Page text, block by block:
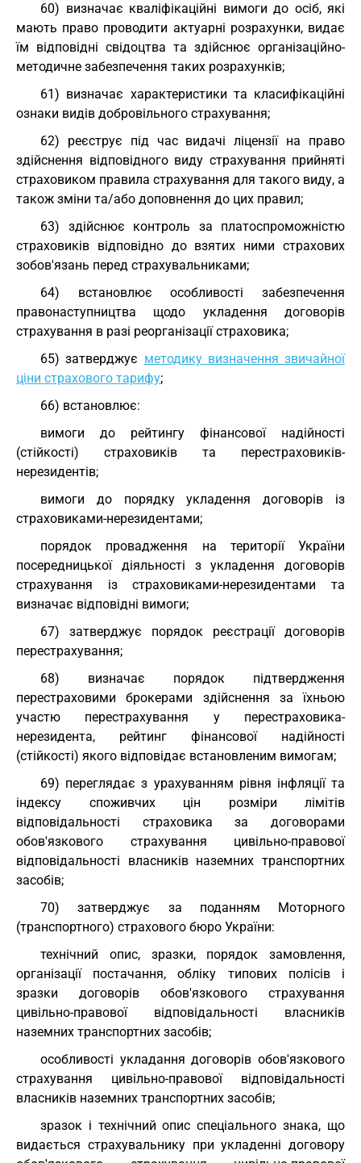
60) визначає кваліфікаційні вимоги до осіб, які
мають право проводити актуарні розрахунки, видає
їм відповідні свідоцтва та здійснює організаційно-
методичне забезпечення таких розрахунків;
61) визначає характеристики та класифікаційні
ознаки видів добровільного страхування;
62) реєструє під час видачі ліцензії на право
здійснення відповідного виду страхування прийняті
страховиком правила страхування для такого виду, а
також зміни та/або доповнення до цих правил;
63) здійснює контроль за платоспроможністю
страховиків відповідно до взятих ними страхових
зобов'язань перед страхувальниками;
64) встановлює особливості забезпечення
правонаступництва щодо укладення договорів
страхування в разі реорганізації страховика;
65) затверджує методику визначення звичайної
ціни страхового тарифу;
66) встановлює:
вимоги до рейтингу фінансової надійності
(стійкості) страховиків та перестраховиків-
нерезидентів;
вимоги до порядку укладення договорів із
страховиками-нерезидентами;
порядок провадження на території України
посередницької діяльності з укладення договорів
страхування із страховиками-нерезидентами та
визначає відповідні вимоги;
67) затверджує порядок реєстрації договорів
перестрахування;
68) визначає порядок підтвердження
перестраховими брокерами здійснення за їхньою
участю перестрахування у перестраховика-
нерезидента, рейтинг фінансової надійності
(стійкості) якого відповідає встановленим вимогам;
69) переглядає з урахуванням рівня інфляції та
індексу споживчих цін розміри лімітів
відповідальності страховика за договорами
обов'язкового страхування цивільно-правової
відповідальності власників наземних транспортних
засобів;
70) затверджує за поданням Моторного
(транспортного) страхового бюро України:
технічний опис, зразки, порядок замовлення,
організації постачання, обліку типових полісів і
зразки договорів обов'язкового страхування
цивільно-правової відповідальності власників
наземних транспортних засобів;
особливості укладання договорів обов'язкового
страхування цивільно-правової відповідальності
власників наземних транспортних засобів;
зразок і технічний опис спеціального знака, що
видається страхувальнику при укладенні договору